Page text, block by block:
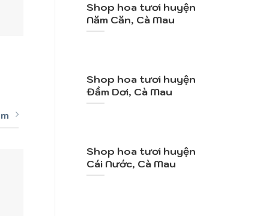
2.100.000VND
Shop hoa tươi huyện
Năm Căn, Cà Mau
Shop hoa tươi huyện
Đầm Dơi, Cà Mau
Shop hoa tươi huyện
Cái Nước, Cà Mau